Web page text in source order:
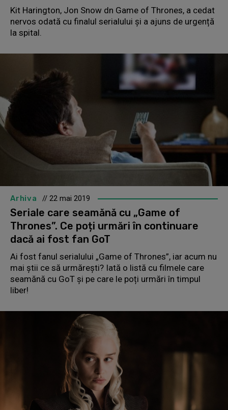
Kit Harington, Jon Snow dn Game of Thrones, a cedat
nervos odată cu finalul serialului și a ajuns de urgență
la spital.
Arhiva // 22 mai 2019
Seriale care seamănă cu „Game of
Thrones”. Ce poți urmări în continuare
dacă ai fost fan GoT
Ai fost fanul serialului „Game of Thrones”, iar acum nu
mai știi ce să urmărești? Iată o listă cu filmele care
seamănă cu GoT și pe care le poți urmări în timpul
liber!